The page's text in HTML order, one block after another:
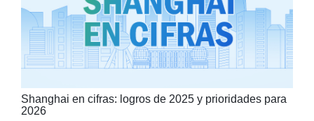
Shanghai en cifras: logros de 2025 y prioridades para
2026